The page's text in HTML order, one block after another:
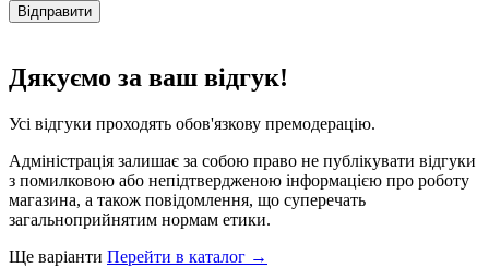
Відправити
Дякуємо за ваш відгук!
Усі відгуки проходять обов'язкову премодерацію.
Адміністрація залишає за собою право не публікувати відгуки
з помилковою або непідтвердженою інформацією про роботу
магазина, а також повідомлення, що суперечать
загальноприйнятим нормам етики.
Ще варіанти Перейти в каталог →